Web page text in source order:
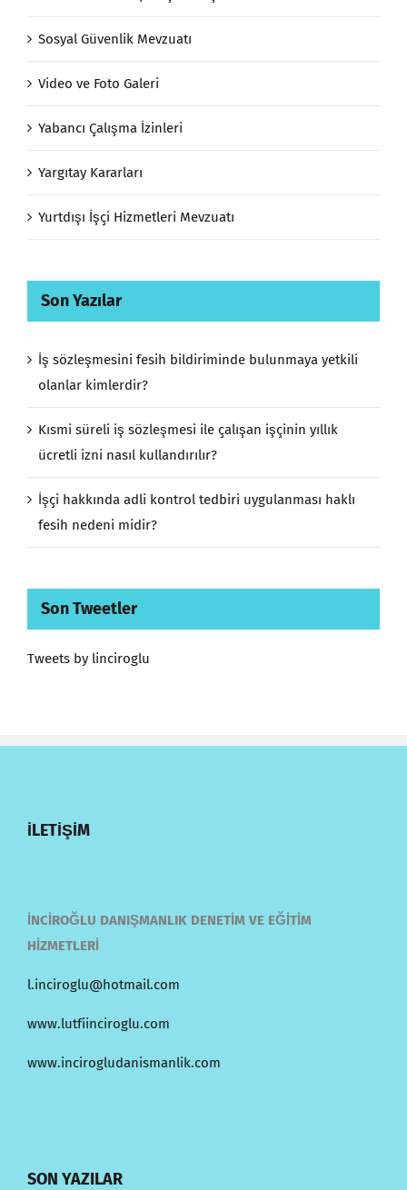
Sosyal Güvenlik Mevzuatı
Video ve Foto Galeri
Yabancı Çalışma İzinleri
Yargıtay Kararları
Yurtdışı İşçi Hizmetleri Mevzuatı
Son Yazılar
İş sözleşmesini fesih bildiriminde bulunmaya yetkili
olanlar kimlerdir?
Kısmi süreli iş sözleşmesi ile çalışan işçinin yıllık
ücretli izni nasıl kullandırılır?
İşçi hakkında adli kontrol tedbiri uygulanması haklı
fesih nedeni midir?
Son Tweetler
Tweets by linciroglu
İLETİŞİM
İNCİROĞLU DANIŞMANLIK DENETİM VE EĞİTİM
HİZMETLERİ
l.inciroglu@hotmail.com
www.lutfiinciroglu.com
www.incirogludanismanlik.com
SON YAZILAR